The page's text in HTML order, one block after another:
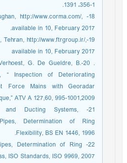
http://www.corma.com/,
available in 10, February 2017.
Tehran, http://www.ftrgroup.ir/,
available in 10, February 2017
Verhoest, G. De Gueldre, B.
“ Inspection of Deteriorating
Force Mains with Georadar
ATV A 127,60, 995-1001,2009.
and Ducting Systems,
Pipes, Determination of Ring
Flexibility, BS EN 1446, 1996.
Pipes, Determination of Ring
ISO Standards, ISO 9969, 2007.